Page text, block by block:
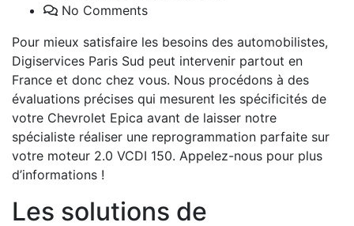
No Comments
Pour mieux satisfaire les besoins des automobilistes,
Digiservices Paris Sud peut intervenir partout en
France et donc chez vous. Nous procédons à des
évaluations précises qui mesurent les spécificités de
votre Chevrolet Epica avant de laisser notre
spécialiste réaliser une reprogrammation parfaite sur
votre moteur 2.0 VCDI 150. Appelez-nous pour plus
d’informations !
Les solutions de